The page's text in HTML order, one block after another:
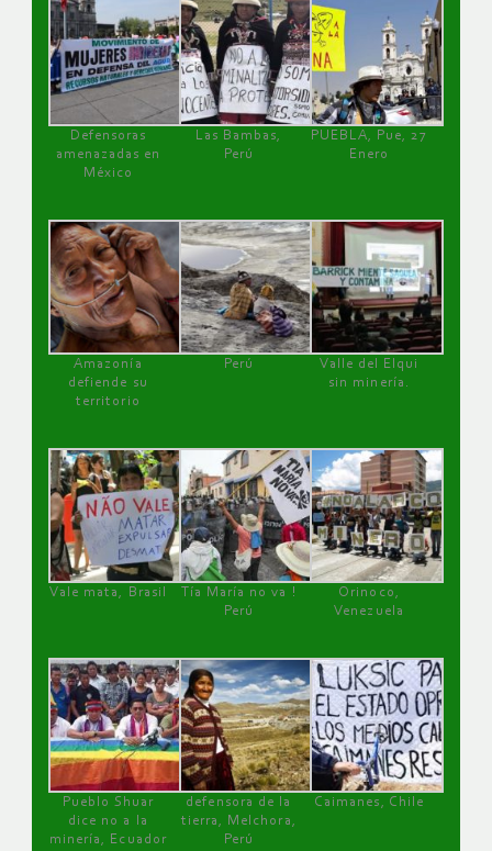
Defensoras
amenazadas en
México
Las Bambas,
Perú
PUEBLA, Pue, 27
Enero
Amazonía
defiende su
territorio
Perú
Valle del Elqui
sin minería.
Vale mata, Brasil
Tía María no va !
Perú
Orinoco,
Venezuela
Pueblo Shuar
dice no a la
minería, Ecuador
defensora de la
tierra, Melchora,
Perú
Caimanes, Chile